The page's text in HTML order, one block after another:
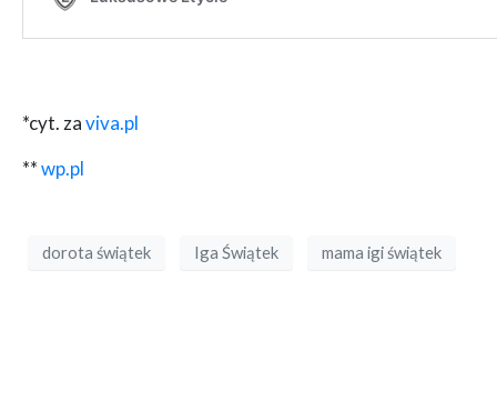
*cyt. zaviva.pl
**wp.pl
dorota świątek Iga Świątek mama igi świątek